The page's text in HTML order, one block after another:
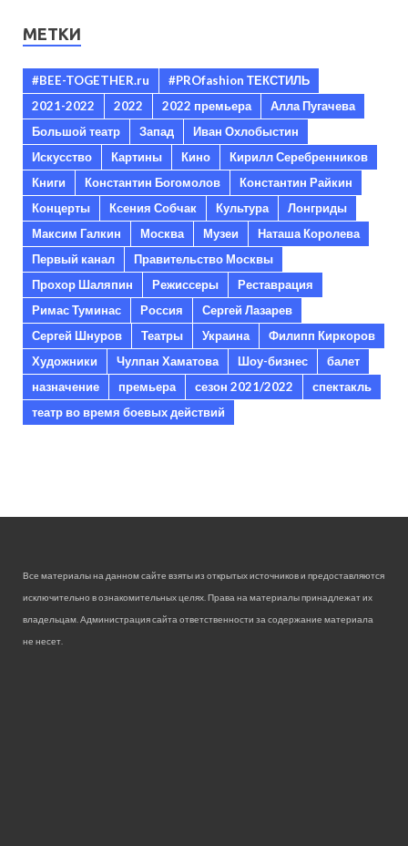
МЕТКИ
#BEE-TOGETHER.ru
#PROfashion ТЕКСТИЛЬ
2021-2022
2022 2022 премьера
Алла Пугачева
Большой театр
Запад
Иван Охлобыстин
Искусство
Картины Кино
Кирилл Серебренников
Книги
Константин Богомолов
Константин Райкин
Концерты
Ксения Собчак Культура
Лонгриды
Максим Галкин
Москва Музеи
Наташа Королева
Первый канал
Правительство Москвы
Прохор Шаляпин
Режиссеры
Реставрация
Римас Туминас
Россия
Сергей Лазарев
Сергей Шнуров
Театры Украина
Филипп Киркоров
Художники
Чулпан Хаматова Шоу-бизнес
балет
назначение
премьера сезон 2021/2022
спектакль
театр во время боевых действий
Все материалы на данном сайте взяты из открытых источников и предоставляются
исключительно в ознакомительных целях. Права на материалы принадлежат их
владельцам. Администрация сайта ответственности за содержание материала
не несет.